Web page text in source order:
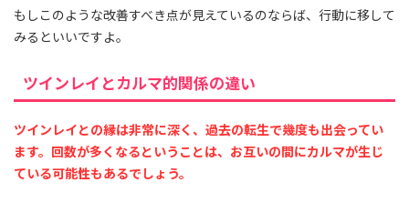
もしこのような改善すべき点が見えているのならば、行動に移して
みるといいですよ。
ツインレイとカルマ的関係の違い
ツインレイとの縁は非常に深く、過去の転生で幾度も出会ってい
ます。回数が多くなるということは、お互いの間にカルマが生じ
ている可能性もあるでしょう。